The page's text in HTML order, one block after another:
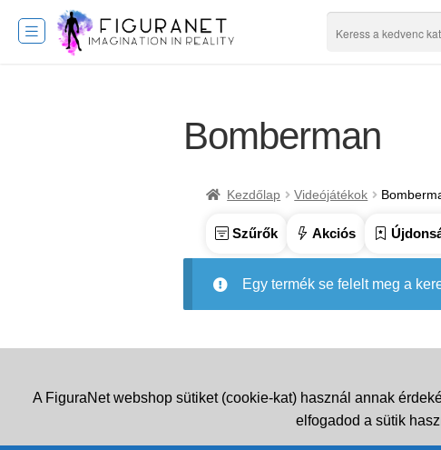
Bomberman
Kezdőlap Videójátékok
Szűrők Akciós
Egy termék se felelt meg a
A FiguraNet webshop sütiket (cookie-kat) használ annak
elfogadod a sütik